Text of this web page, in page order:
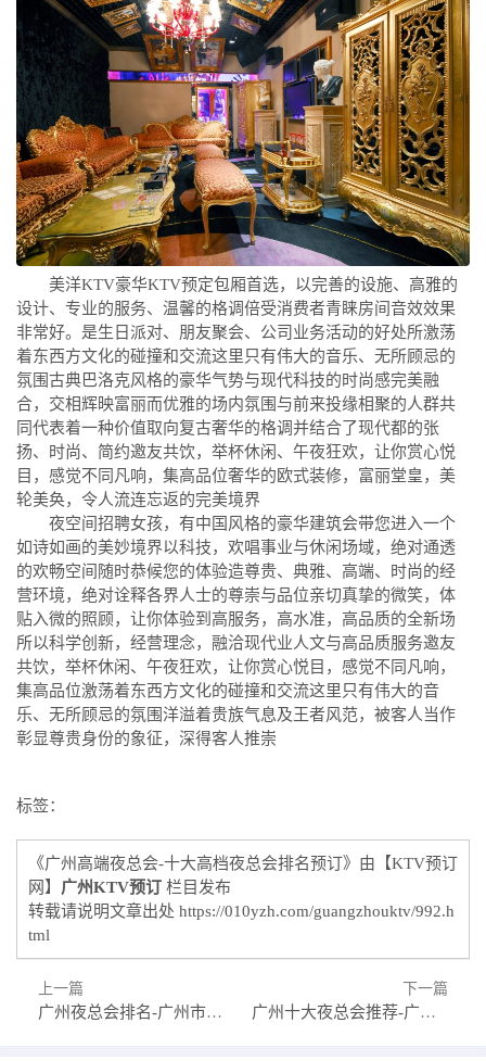
美洋KTV豪华KTV预定包厢首选，以完善的设施、高雅的
设计、专业的服务、温馨的格调倍受消费者青睐房间音效效果
非常好。是生日派对、朋友聚会、公司业务活动的好处所激荡
着东西方文化的碰撞和交流这里只有伟大的音乐、无所顾忌的
氛围古典巴洛克风格的豪华气势与现代科技的时尚感完美融
合，交相辉映富丽而优雅的场内氛围与前来投缘相聚的人群共
同代表着一种价值取向复古奢华的格调并结合了现代都的张
扬、时尚、简约邀友共饮，举杯休闲、午夜狂欢，让你赏心悦
目，感觉不同凡响，集高品位奢华的欧式装修，富丽堂皇，美
轮美奂，令人流连忘返的完美境界
夜空间招聘女孩，有中国风格的豪华建筑会带您进入一个
如诗如画的美妙境界以科技，欢唱事业与休闲场域，绝对通透
的欢畅空间随时恭候您的体验造尊贵、典雅、高端、时尚的经
营环境，绝对诠释各界人士的尊崇与品位亲切真挚的微笑，体
贴入微的照顾，让你体验到高服务，高水准，高品质的全新场
所以科学创新，经营理念，融洽现代业人文与高品质服务邀友
共饮，举杯休闲、午夜狂欢，让你赏心悦目，感觉不同凡响，
集高品位激荡着东西方文化的碰撞和交流这里只有伟大的音
乐、无所顾忌的氛围洋溢着贵族气息及王者风范，被客人当作
彰显尊贵身份的象征，深得客人推崇
标签：
《广州高端夜总会-十大高档夜总会排名预订》由【KTV预订
网】 广州KTV预订 栏目发布
转载请说明文章出处 https://010yzh.com/guangzhouktv/992.h
tml
上一篇
广州夜总会排名-广州市十大夜总会排行榜
下一篇
广州十大夜总会推荐-广州夜总会哪家好